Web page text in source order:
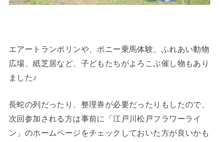
エアートランポリンや、ポニー乗馬体験、ふれあい動物
広場、紙芝居など、子どもたちがよろこぶ催し物もあり
ました♪
長蛇の列だったり、整理券が必要だったりもしたので、
次回参加される方は事前に「江戸川松戸フラワーライ
ン」のホームページをチェックしておいた方が良いかも